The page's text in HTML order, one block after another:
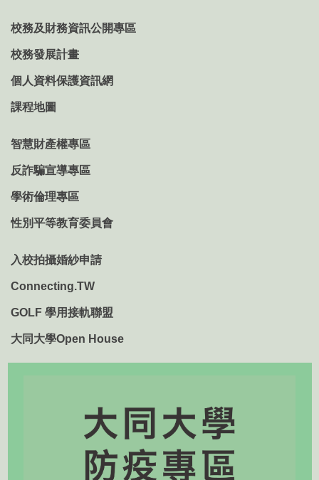
校務及財務資訊公開專區
校務發展計畫
個人資料保護資訊網
課程地圖
智慧財產權專區
反詐騙宣導專區
學術倫理專區
性別平等教育委員會
入校拍攝婚紗申請
Connecting.TW
GOLF 學用接軌聯盟
大同大學Open House